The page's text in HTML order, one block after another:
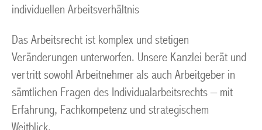
individuellen Arbeitsverhältnis
Das Arbeitsrecht ist komplex und stetigen
Veränderungen unterworfen. Unsere Kanzlei berät und
vertritt sowohl Arbeitnehmer als auch Arbeitgeber in
sämtlichen Fragen des Individualarbeitsrechts – mit
Erfahrung, Fachkompetenz und strategischem